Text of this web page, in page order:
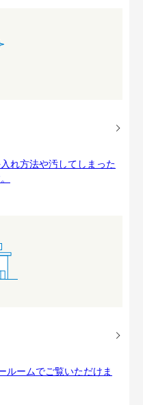
れ方法や汚してしまった
ルームでご覧いただけま